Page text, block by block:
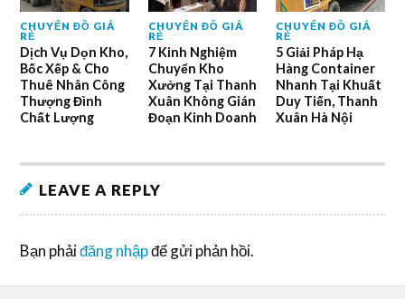
CHUYỂN ĐỒ GIÁ
RẺ
Dịch Vụ Dọn Kho,
Bốc Xếp & Cho
Thuê Nhân Công
Thượng Đình
Chất Lượng
CHUYỂN ĐỒ GIÁ
RẺ
7 Kinh Nghiệm
Chuyển Kho
Xưởng Tại Thanh
Xuân Không Gián
Đoạn Kinh Doanh
CHUYỂN ĐỒ GIÁ
RẺ
5 Giải Pháp Hạ
Hàng Container
Nhanh Tại Khuất
Duy Tiến, Thanh
Xuân Hà Nội
LEAVE A REPLY
Bạn phảiđăng nhậpđể gửi phản hồi.